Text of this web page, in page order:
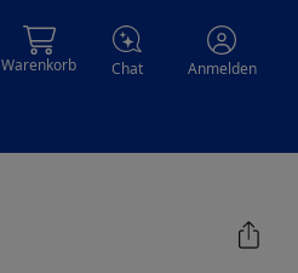
Warenkorb Chat Anmelden